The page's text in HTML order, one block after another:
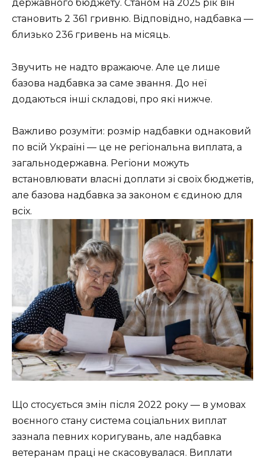
державного бюджету. Станом на 2025 рік він
становить 2 361 гривню. Відповідно, надбавка —
близько 236 гривень на місяць.
Звучить не надто вражаюче. Але це лише
базова надбавка за саме звання. До неї
додаються інші складові, про які нижче.
Важливо розуміти: розмір надбавки однаковий
по всій Україні — це не регіональна виплата, а
загальнодержавна. Регіони можуть
встановлювати власні доплати зі своїх бюджетів,
але базова надбавка за законом є єдиною для
всіх.
Що стосується змін після 2022 року — в умовах
воєнного стану система соціальних виплат
зазнала певних коригувань, але надбавка
ветеранам праці не скасовувалася. Виплати